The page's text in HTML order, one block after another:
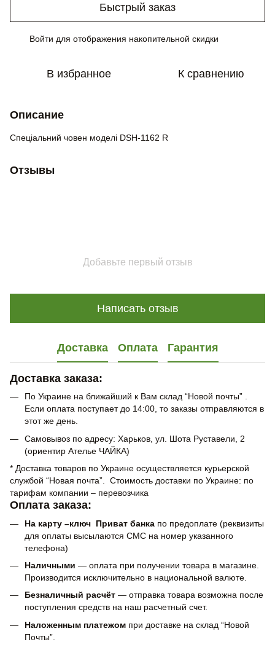
Быстрый заказ
Войти для отображения накопительной скидки
В избранное К сравнению
Описание
Спеціальний човен моделі DSH-1162 R
Отзывы
Добавьте первый отзыв
Написать отзыв
Доставка Оплата Гарантия
Доставка заказа:
По Украине на ближайший к Вам склад “Новой почты” .
Если оплата поступает до 14:00, то заказы отправляются в
этот же день.
Самовывоз по адресу: Харьков, ул. Шота Руставели, 2
(ориентир Ателье ЧАЙКА)
* Доставка товаров по Украине осуществляется курьерской
службой “Новая почта”. Стоимость доставки по Украине: по
тарифам компании – перевозчика
Оплата заказа:
На карту –ключ Приват банка по предоплате (реквизиты
для оплаты высылаются СМС на номер указанного
телефона)
Наличными — оплата при получении товара в магазине.
Производится исключительно в национальной валюте.
Безналичный расчёт — отправка товара возможна после
поступления средств на наш расчетный счет.
Наложенным платежом при доставке на склад “Новой
Почты”.